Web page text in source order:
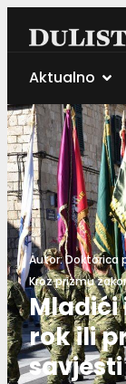
Aktualno
Autor:Doktorica
Kroz prizmu
Mladići
rok ili